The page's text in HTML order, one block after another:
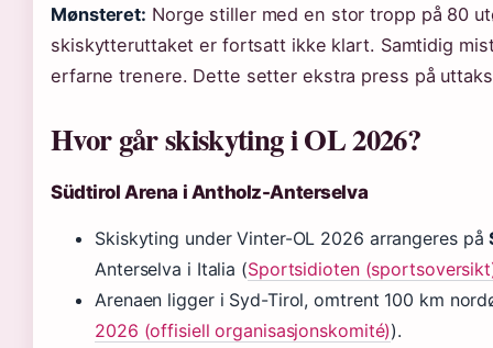
Mønsteret: Norge stiller med en stor tropp på 80
skiskytteruttaket er fortsatt ikke klart. Samtidig
erfarne trenere. Dette setter ekstra press på
Hvor går skiskyting i OL 2026?
Südtirol Arena i Antholz-Anterselva
Skiskyting under Vinter-OL 2026 arrangeres på
Anterselva i Italia (Sportsidioten
Arenaen ligger i Syd-Tirol, omtrent 100 km
2026 (offisiell organisasjonskomité)).